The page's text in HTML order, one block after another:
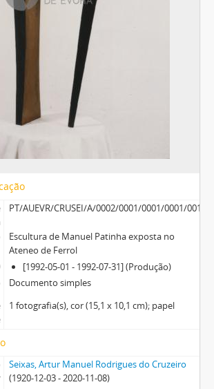
PT/AUEVR/CRUSEI/A/0002/0001/0001/0001/0017
Escultura de Manuel Patinha exposta no
Ateneo de Ferrol
[1992-05-01 - 1992-07-31] (Produção)
Documento simples
1 fotografia(s), cor (15,1 x 10,1 cm); papel
Seixas, Artur Manuel Rodrigues do Cruzeiro
(1920-12-03 - 2020-11-08)